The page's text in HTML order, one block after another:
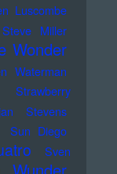
Luscombe
Steve Miller
Wonder
Waterman
Strawberry
Stevens
Sun Diego
Sven